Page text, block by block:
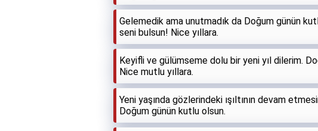
Gelemedik ama unutmadık da Doğum günün
seni bulsun! Nice yıllara.
Keyifli ve gülümseme dolu bir yeni yıl dilerim.
Nice mutlu yıllara.
Yeni yaşında gözlerindeki ışıltının devam
Doğum günün kutlu olsun.